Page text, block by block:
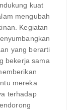
kuat
mengubah
Kegiatan
yang berarti
bekerja sama
mereka
terhadap